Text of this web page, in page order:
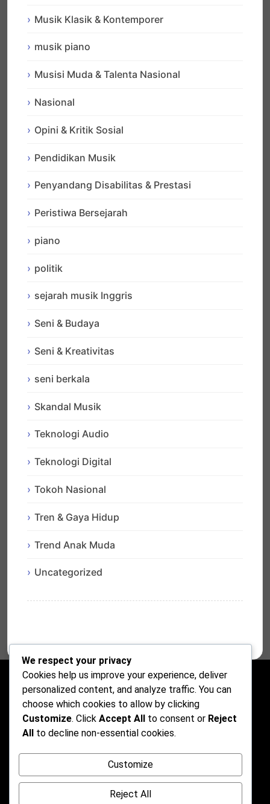
Musik Klasik & Kontemporer
musik piano
Musisi Muda & Talenta Nasional
Nasional
Opini & Kritik Sosial
Pendidikan Musik
Penyandang Disabilitas & Prestasi
Peristiwa Bersejarah
piano
politik
sejarah musik Inggris
Seni & Budaya
Seni & Kreativitas
seni berkala
Skandal Musik
Teknologi Audio
Teknologi Digital
Tokoh Nasional
Tren & Gaya Hidup
Trend Anak Muda
Uncategorized
We respect your privacy
Cookies help us improve your experience, deliver
personalized content, and analyze traffic. You can
choose which cookies to allow by clicking
Customize. Click Accept All to consent or Reject
All to decline non-essential cookies.
Customize
Reject All